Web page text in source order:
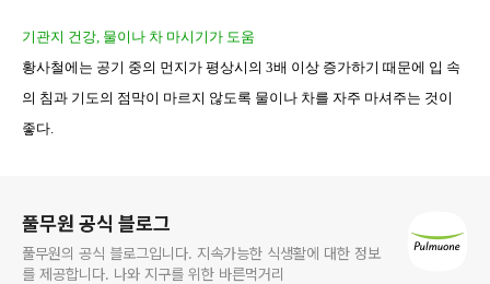
기관지 건강, 물이나 차 마시기가 도움
황사철에는 공기 중의 먼지가 평상시의 3배 이상 증가하기 때문에 입 속
의 침과 기도의 점막이 마르지 않도록 물이나 차를 자주 마셔주는 것이
좋다.
풀무원 공식 블로그
풀무원의 공식 블로그입니다. 지속가능한 식생활에 대한 정보
를 제공합니다. 나와 지구를 위한 바른먹거리